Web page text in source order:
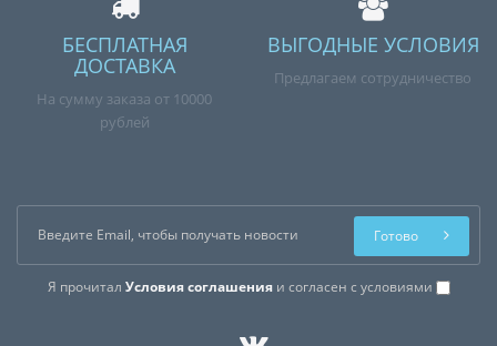
БЕСПЛАТНАЯ
ДОСТАВКА
На сумму заказа от 10000
рублей
ВЫГОДНЫЕ УСЛОВИЯ
Предлагаем сотрудничество
Я прочитал Условия соглашенияи согласен с условиями
Готово